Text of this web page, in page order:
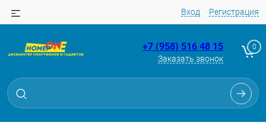
Вход Регистрация
+7 (958) 516 48 15
Заказать звонок
0